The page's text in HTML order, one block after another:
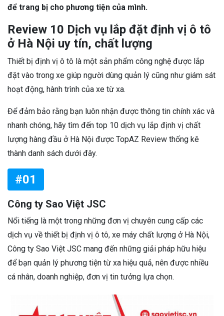
để trang bị cho phương tiện của mình.
Review 10 Dịch vụ lắp đặt định vị ô tô
ở Hà Nội uy tín, chất lượng
Thiết bị định vị ô tô là một sản phẩm công nghệ được lắp
đặt vào trong xe giúp người dùng quản lý cũng như giám sát
hoạt động, hành trình của xe từ xa.
Để đảm bảo rằng bạn luôn nhận được thông tin chính xác và
nhanh chóng, hãy tìm đến top 10 dịch vụ lắp định vị chất
lượng hàng đầu ở Hà Nội được TopAZ Review thống kê
thành danh sách dưới đây.
#01
Công ty Sao Việt JSC
Nổi tiếng là một trong những đơn vị chuyên cung cấp các
dịch vụ về thiết bị định vị ô tô, xe máy chất lượng ở Hà Nội,
Công ty Sao Việt JSC mang đến những giải pháp hữu hiệu
để bạn quản lý phương tiện từ xa hiệu quả, nên được nhiều
cá nhân, doanh nghiệp, đơn vị tin tưởng lựa chọn.